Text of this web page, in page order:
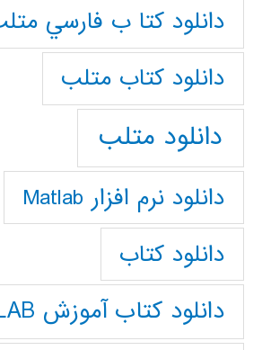
دانلود كتا ب فارسي
دانلود كتاب متلب
دانلود متلب
دانلود نرم افزار Matlab
دانلود کتاب
دانلود کتاب آموزش MATLAB